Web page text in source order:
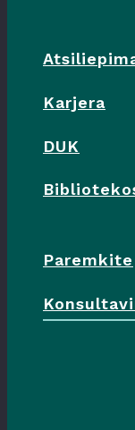
Karjera
DUK
Paremkite